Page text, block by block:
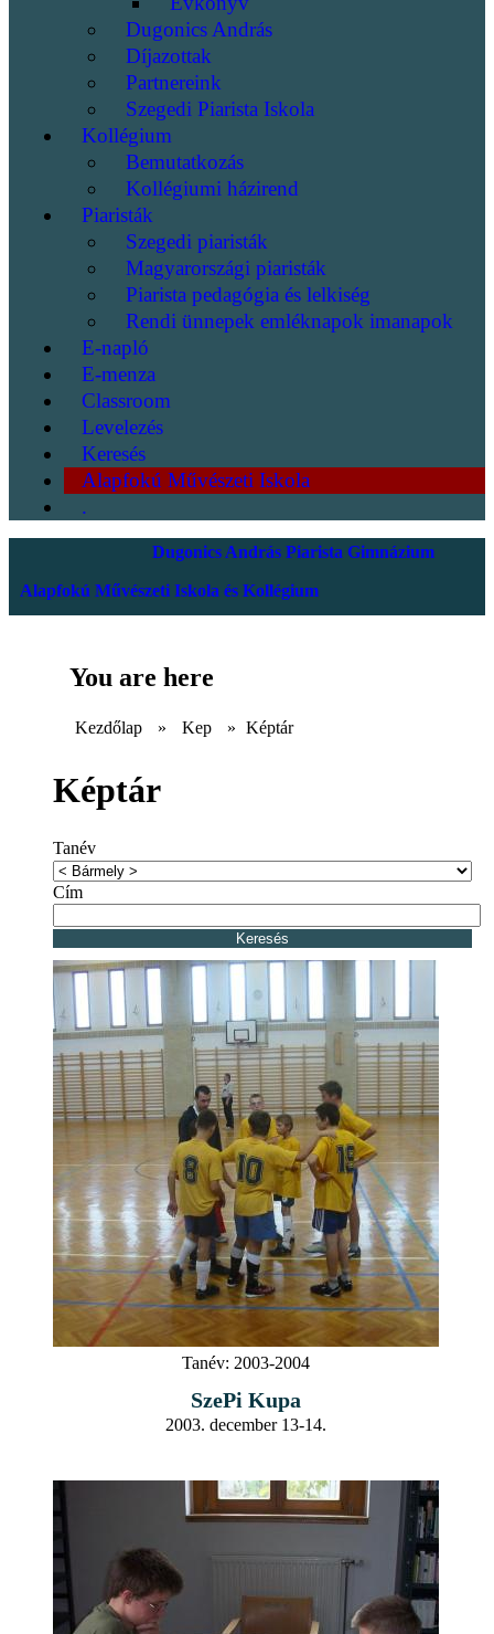
Dugonics András
Díjazottak
Partnereink
Szegedi Piarista Iskola
Kollégium
Bemutatkozás
Kollégiumi házirend
Piaristák
Szegedi piaristák
Magyarországi piaristák
Piarista pedagógia és lelkiség
Rendi ünnepek emléknapok imanapok
E-napló
E-menza
Classroom
Levelezés
Keresés
Alapfokú Művészeti Iskola
.
Dugonics András Piarista Gimnázium
Alapfokú Művészeti Iskola és Kollégium
You are here
Kezdőlap » Kep » Képtár
Képtár
Tanév
Cím
Tanév: 2003-2004
SzePi Kupa
2003. december 13-14.